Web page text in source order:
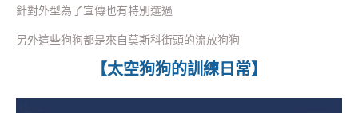
針對外型為了宣傳也有特別選過
另外這些狗狗都是來自莫斯科街頭的流放狗狗
【太空狗狗的訓練日常】